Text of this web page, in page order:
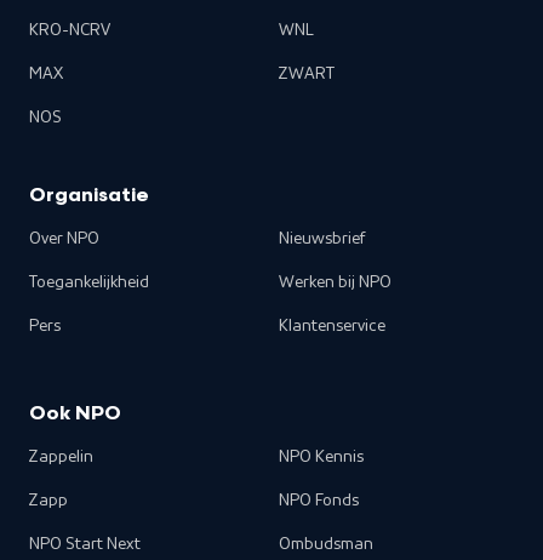
KRO-NCRV
MAX
NOS
WNL
ZWART
Organisatie
Over NPO
Toegankelijkheid
Pers
Nieuwsbrief
Werken bij NPO
Klantenservice
Ook NPO
Zappelin
Zapp
NPO Start Next
NPO Kennis
NPO Fonds
Ombudsman